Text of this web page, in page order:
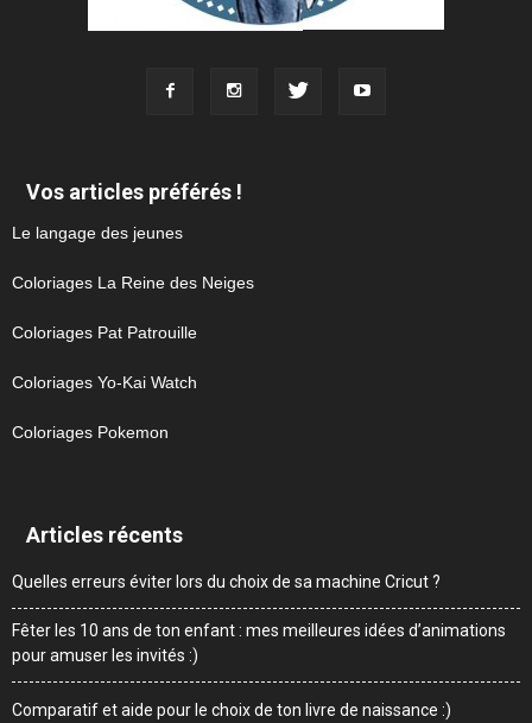
Vos articles préférés !
Le langage des jeunes
Coloriages La Reine des Neiges
Coloriages Pat Patrouille
Coloriages Yo-Kai Watch
Coloriages Pokemon
Articles récents
Quelles erreurs éviter lors du choix de sa machine Cricut ?
Fêter les 10 ans de ton enfant : mes meilleures idées d’animations
pour amuser les invités :)
Comparatif et aide pour le choix de ton livre de naissance :)